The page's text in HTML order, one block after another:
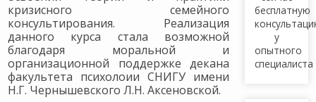
кризисного семейного
консультирования. Реализация
данного курса стала возможной
благодаря моральной и
организационной поддержке декана
факультета психолоии СНИГУ имени
Н.Г. Чернышевского Л.Н. Аксеновской.
бесплатную
у
опытного
специалиста